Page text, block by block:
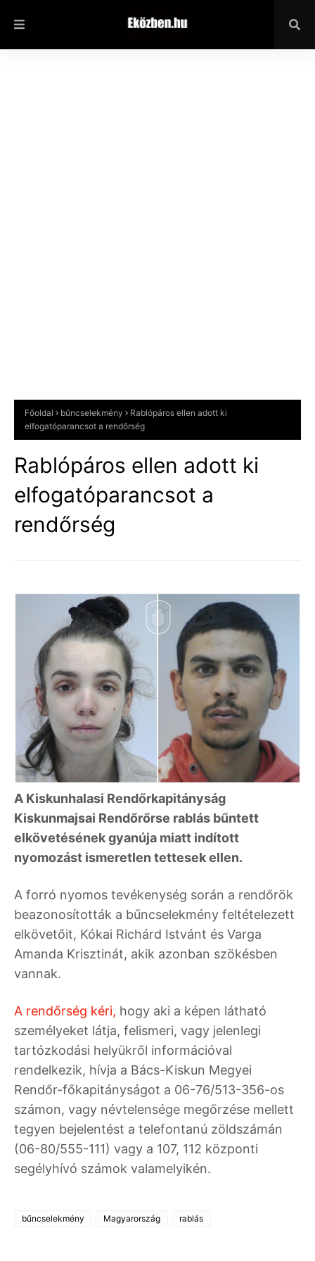
Főoldal bűncselekmény
Rablópáros ellen adott ki
elfogatóparancsot a rendőrség
Rablópáros ellen adott ki
elfogatóparancsot a
rendőrség
A Kiskunhalasi Rendőrkapitányság
Kiskunmajsai Rendőrőrse rablás bűntett
elkövetésének gyanúja miatt indított
nyomozást ismeretlen tettesek ellen.
A forró nyomos tevékenység során a rendőrök
beazonosították a bűncselekmény feltételezett
elkövetőit, Kókai Richárd Istvánt és Varga
Amanda Krisztinát, akik azonban szökésben
vannak.
A rendőrség kéri, hogy aki a képen látható
személyeket látja, felismeri, vagy jelenlegi
tartózkodási helyükről információval
rendelkezik, hívja a Bács-Kiskun Megyei
Rendőr-főkapitányságot a 06-76/513-356-os
számon, vagy névtelensége megőrzése mellett
tegyen bejelentést a telefontanú zöldszámán
(06-80/555-111) vagy a 107, 112 központi
segélyhívó számok valamelyikén.
bűncselekmény Magyarország rablás